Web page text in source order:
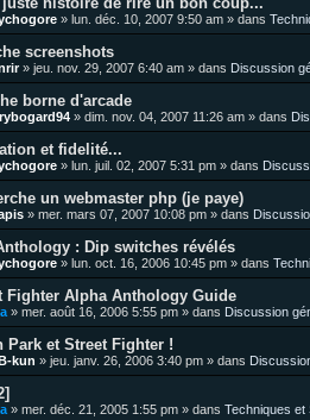
» lun. déc. 10, 2007 9:50 am » dans
screenshots
» jeu. nov. 29, 2007 6:40 am » dans Discussion
borne d'arcade
» dim. nov. 04, 2007 11:26 am » dans
et fidelité...
» lun. juil. 02, 2007 5:31 pm » dans
un webmaster php (je paye)
» mer. mars 07, 2007 10:08 pm » dans
: Dip switches révélés
» lun. oct. 16, 2006 10:45 pm » dans
Fighter Alpha Anthology Guide
» mer. août 16, 2006 5:55 pm » dans Discussion
Park et Street Fighter !
kun » jeu. janv. 26, 2006 3:40 pm » dans
» mer. déc. 21, 2005 1:55 pm » dans Techniques et